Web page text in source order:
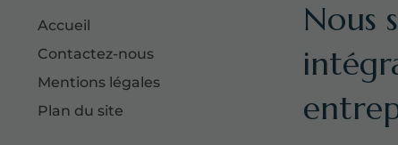
Accueil
Contactez-nous
Mentions légales
Plan du site
Nous